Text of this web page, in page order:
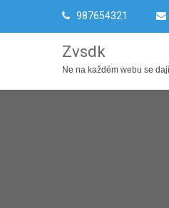
987654321
Zvsdk
Ne na každém webu se